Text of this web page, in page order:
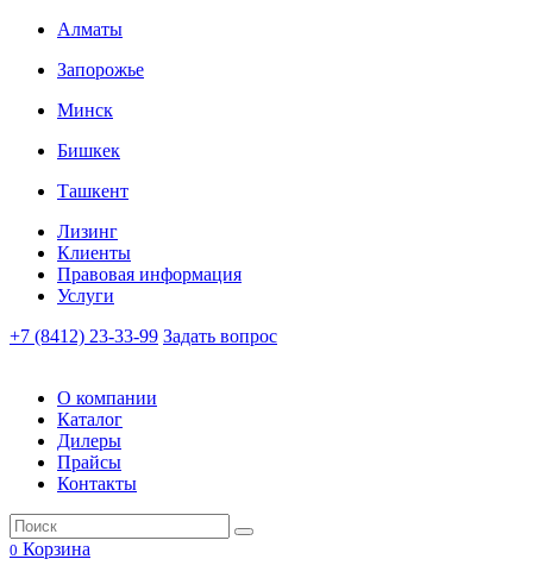
Алматы
Запорожье
Минск
Бишкек
Ташкент
Лизинг
Клиенты
Правовая информация
Услуги
+7 (8412) 23-33-99 Задать вопрос
О компании
Каталог
Дилеры
Прайсы
Контакты
0 Корзина